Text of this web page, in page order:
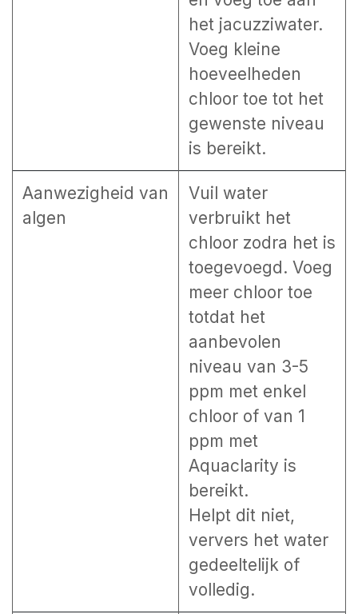
het jacuzziwater.
Voeg kleine
hoeveelheden
chloor toe tot het
gewenste niveau
is bereikt.
Aanwezigheid van
algen
Vuil water
verbruikt het
chloor zodra het is
toegevoegd. Voeg
meer chloor toe
totdat het
aanbevolen
niveau van 3-5
ppm met enkel
chloor of van 1
ppm met
Aquaclarity is
bereikt.
Helpt dit niet,
ververs het water
gedeeltelijk of
volledig.